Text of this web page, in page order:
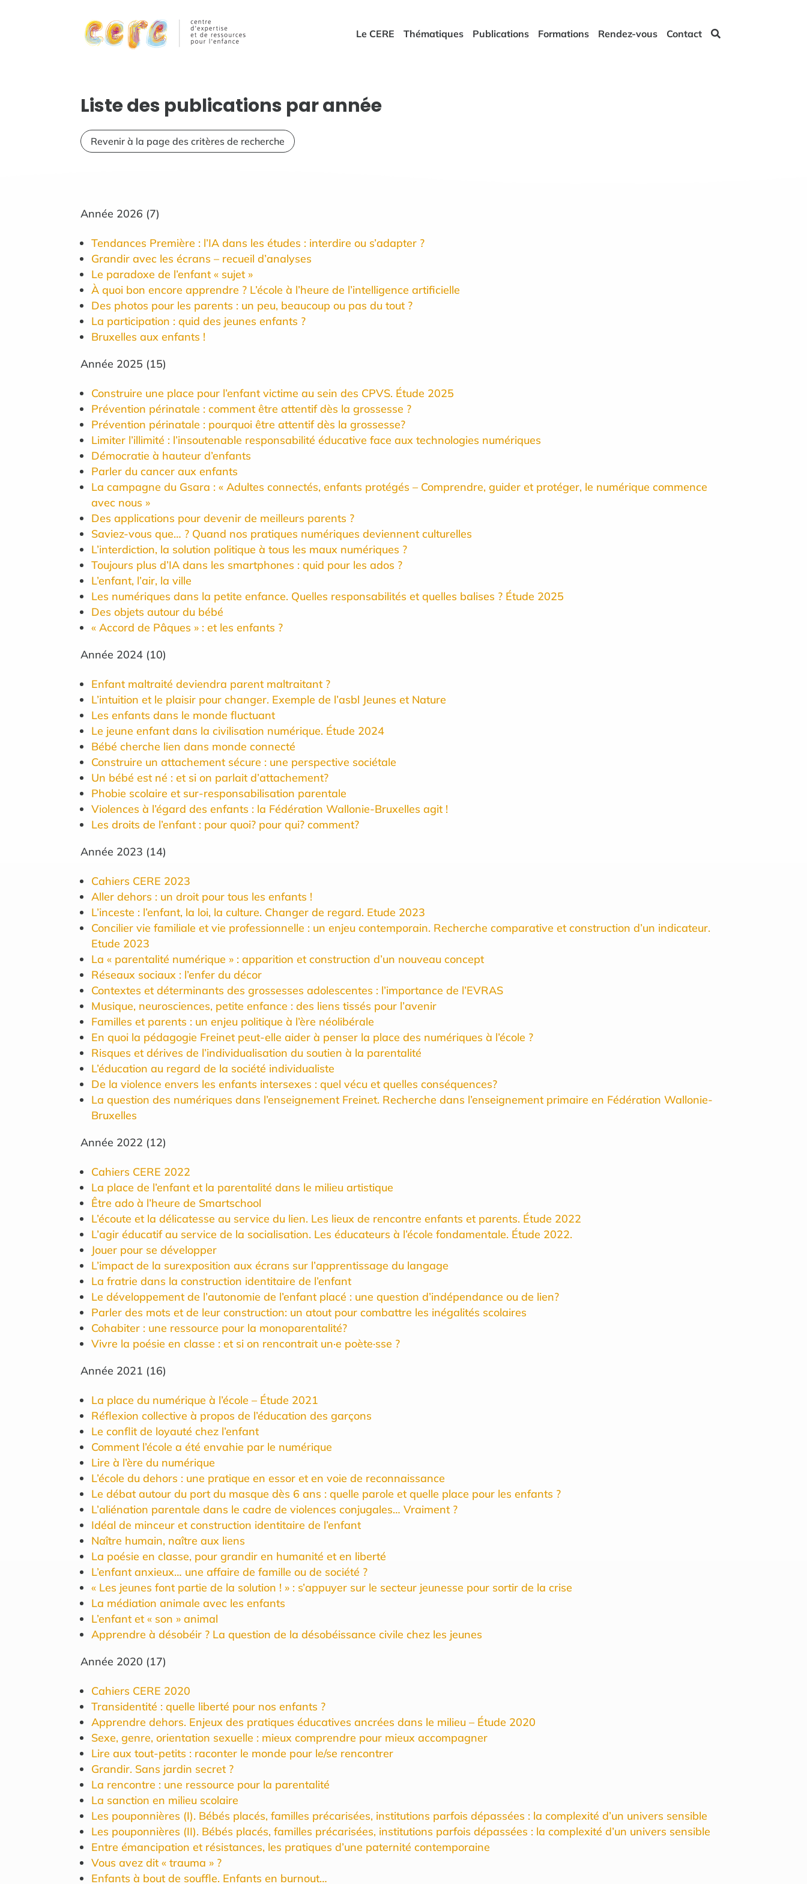
Le CERE Thématiques Publications Formations Rendez-vous Contact
Liste des publications par année
Revenir à la page des critères de recherche
Année 2026 (7)
Tendances Première : l’IA dans les études : interdire ou s’adapter ?
Grandir avec les écrans – recueil d’analyses
Le paradoxe de l’enfant « sujet »
À quoi bon encore apprendre ? L’école à l’heure de l’intelligence artificielle
Des photos pour les parents : un peu, beaucoup ou pas du tout ?
La participation : quid des jeunes enfants ?
Bruxelles aux enfants !
Année 2025 (15)
Construire une place pour l’enfant victime au sein des CPVS. Étude 2025
Prévention périnatale : comment être attentif dès la grossesse ?
Prévention périnatale : pourquoi être attentif dès la grossesse?
Limiter l’illimité : l’insoutenable responsabilité éducative face aux technologies numériques
Démocratie à hauteur d’enfants
Parler du cancer aux enfants
La campagne du Gsara : « Adultes connectés, enfants protégés – Comprendre, guider et protéger, le numérique commence
avec nous »
Des applications pour devenir de meilleurs parents ?
Saviez-vous que… ? Quand nos pratiques numériques deviennent culturelles
L’interdiction, la solution politique à tous les maux numériques ?
Toujours plus d’IA dans les smartphones : quid pour les ados ?
L’enfant, l’air, la ville
Les numériques dans la petite enfance. Quelles responsabilités et quelles balises ? Étude 2025
Des objets autour du bébé
« Accord de Pâques » : et les enfants ?
Année 2024 (10)
Enfant maltraité deviendra parent maltraitant ?
L’intuition et le plaisir pour changer. Exemple de l’asbl Jeunes et Nature
Les enfants dans le monde fluctuant
Le jeune enfant dans la civilisation numérique. Étude 2024
Bébé cherche lien dans monde connecté
Construire un attachement sécure : une perspective sociétale
Un bébé est né : et si on parlait d’attachement?
Phobie scolaire et sur-responsabilisation parentale
Violences à l’égard des enfants : la Fédération Wallonie-Bruxelles agit !
Les droits de l’enfant : pour quoi? pour qui? comment?
Année 2023 (14)
Cahiers CERE 2023
Aller dehors : un droit pour tous les enfants !
L’inceste : l’enfant, la loi, la culture. Changer de regard. Etude 2023
Concilier vie familiale et vie professionnelle : un enjeu contemporain. Recherche comparative et construction d’un indicateur.
Etude 2023
La « parentalité numérique » : apparition et construction d’un nouveau concept
Réseaux sociaux : l’enfer du décor
Contextes et déterminants des grossesses adolescentes : l’importance de l’EVRAS
Musique, neurosciences, petite enfance : des liens tissés pour l’avenir
Familles et parents : un enjeu politique à l’ère néolibérale
En quoi la pédagogie Freinet peut-elle aider à penser la place des numériques à l’école ?
Risques et dérives de l’individualisation du soutien à la parentalité
L’éducation au regard de la société individualiste
De la violence envers les enfants intersexes : quel vécu et quelles conséquences?
La question des numériques dans l’enseignement Freinet. Recherche dans l’enseignement primaire en Fédération Wallonie-
Bruxelles
Année 2022 (12)
Cahiers CERE 2022
La place de l’enfant et la parentalité dans le milieu artistique
Être ado à l’heure de Smartschool
L’écoute et la délicatesse au service du lien. Les lieux de rencontre enfants et parents. Étude 2022
L’agir éducatif au service de la socialisation. Les éducateurs à l’école fondamentale. Étude 2022.
Jouer pour se développer
L’impact de la surexposition aux écrans sur l’apprentissage du langage
La fratrie dans la construction identitaire de l’enfant
Le développement de l’autonomie de l’enfant placé : une question d’indépendance ou de lien?
Parler des mots et de leur construction: un atout pour combattre les inégalités scolaires
Cohabiter : une ressource pour la monoparentalité?
Vivre la poésie en classe : et si on rencontrait un·e poète·sse ?
Année 2021 (16)
La place du numérique à l’école – Étude 2021
Réflexion collective à propos de l’éducation des garçons
Le conflit de loyauté chez l’enfant
Comment l’école a été envahie par le numérique
Lire à l’ère du numérique
L’école du dehors : une pratique en essor et en voie de reconnaissance
Le débat autour du port du masque dès 6 ans : quelle parole et quelle place pour les enfants ?
L’aliénation parentale dans le cadre de violences conjugales… Vraiment ?
Idéal de minceur et construction identitaire de l’enfant
Naître humain, naître aux liens
La poésie en classe, pour grandir en humanité et en liberté
L’enfant anxieux… une affaire de famille ou de société ?
« Les jeunes font partie de la solution ! » : s’appuyer sur le secteur jeunesse pour sortir de la crise
La médiation animale avec les enfants
L’enfant et « son » animal
Apprendre à désobéir ? La question de la désobéissance civile chez les jeunes
Année 2020 (17)
Cahiers CERE 2020
Transidentité : quelle liberté pour nos enfants ?
Apprendre dehors. Enjeux des pratiques éducatives ancrées dans le milieu – Étude 2020
Sexe, genre, orientation sexuelle : mieux comprendre pour mieux accompagner
Lire aux tout-petits : raconter le monde pour le/se rencontrer
Grandir. Sans jardin secret ?
La rencontre : une ressource pour la parentalité
La sanction en milieu scolaire
Les pouponnières (I). Bébés placés, familles précarisées, institutions parfois dépassées : la complexité d’un univers sensible
Les pouponnières (II). Bébés placés, familles précarisées, institutions parfois dépassées : la complexité d’un univers sensible
Entre émancipation et résistances, les pratiques d’une paternité contemporaine
Vous avez dit « trauma » ?
Enfants à bout de souffle. Enfants en burnout…